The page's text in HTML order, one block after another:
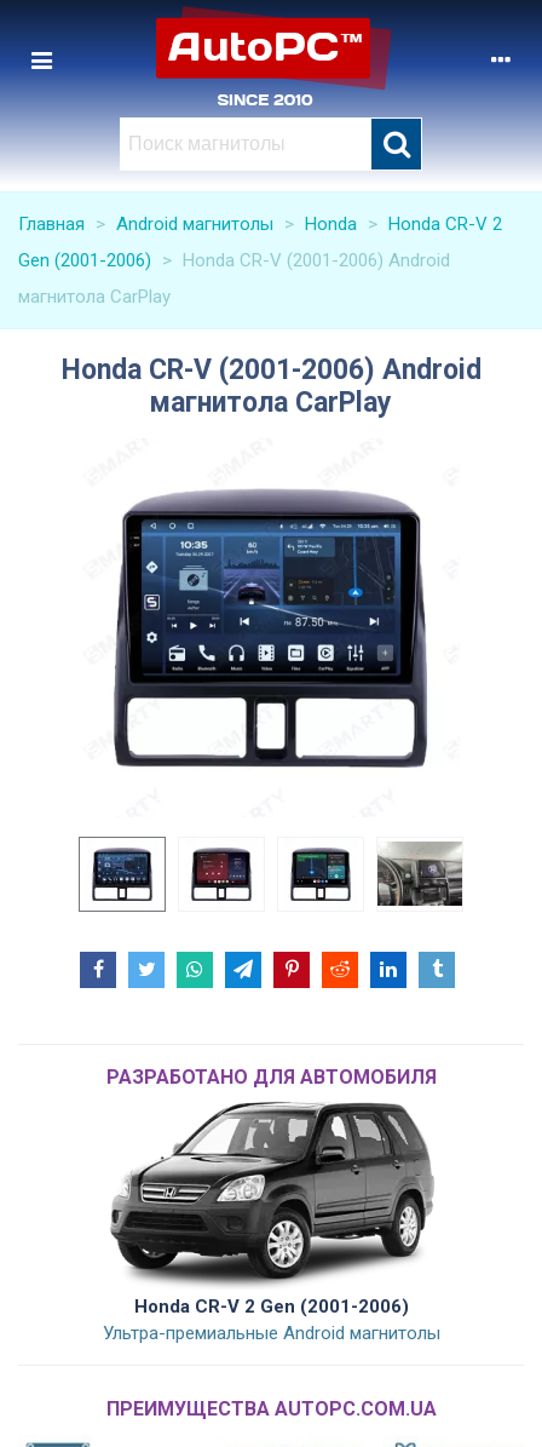
Главная > Android магнитолы > Honda > Honda CR-V 2
Gen (2001-2006)
> Honda CR-V (2001-2006) Android
магнитола CarPlay
Honda CR-V (2001-2006) Android
магнитола CarPlay
РАЗРАБОТАНО ДЛЯ АВТОМОБИЛЯ
Honda CR-V 2 Gen (2001-2006)
Ультра-премиальные Android магнитолы
ПРЕИМУЩЕСТВА AUTOPC.COM.UA